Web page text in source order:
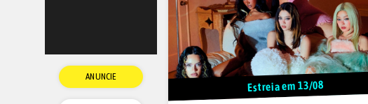
Estreia em 13/08
ANUNCIE